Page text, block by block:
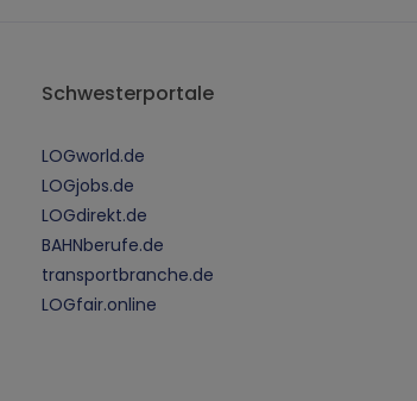
Schwesterportale
LOGworld.de
LOGjobs.de
LOGdirekt.de
BAHNberufe.de
transportbranche.de
LOGfair.online